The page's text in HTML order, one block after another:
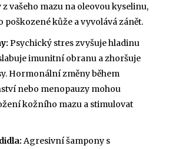
vašeho mazu na oleovou kyselinu,
kůže a vyvolává zánět.
Psychický stres zvyšuje hladinu
imunitní obranu a zhoršuje
Hormonální změny během
nebo menopauzy mohou
kožního mazu a stimulovat
Agresivní šampony s